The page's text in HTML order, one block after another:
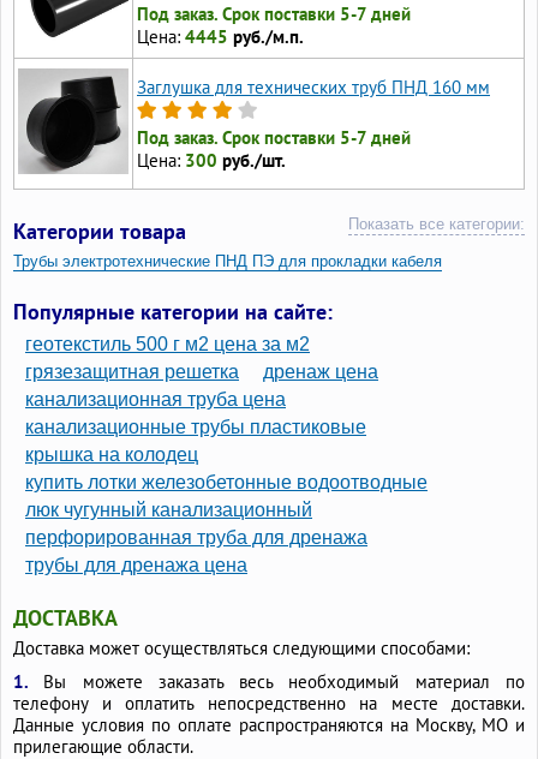
Под заказ. Срок поставки 5-7 дней
Цена: 4445 руб./м.п.
Заглушка для технических труб ПНД 160 мм
Под заказ. Срок поставки 5-7 дней
Цена: 300 руб./шт.
Категории товара Показать все категории:
Трубы электротехнические ПНД ПЭ для прокладки кабеля
Трубы ПНД для прокладки кабеля
Трубы ПНД 20 для электропроводки
Трубы ПНД 110 для прокладки кабеля
Трубы для прокладки кабеля в земле
Популярные категории на сайте:
геотекстиль 500 г м2 цена за м2
грязезащитная решетка
дренаж цена
канализационная труба цена
канализационные трубы пластиковые
крышка на колодец
купить лотки железобетонные водоотводные
люк чугунный канализационный
перфорированная труба для дренажа
трубы для дренажа цена
ДОСТАВКА
Доставка может осуществляться следующими способами:
1. Вы можете заказать весь необходимый материал по
телефону и оплатить непосредственно на месте доставки.
Данные условия по оплате распространяются на Москву, МО и
прилегающие области.